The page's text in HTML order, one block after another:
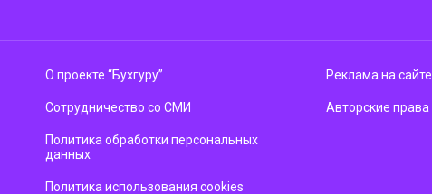
О проекте “Бухгуру”
Сотрудничество со СМИ
Политика обработки персональных
данных
Политика использования cookies
Реклама на сайте
Авторские права